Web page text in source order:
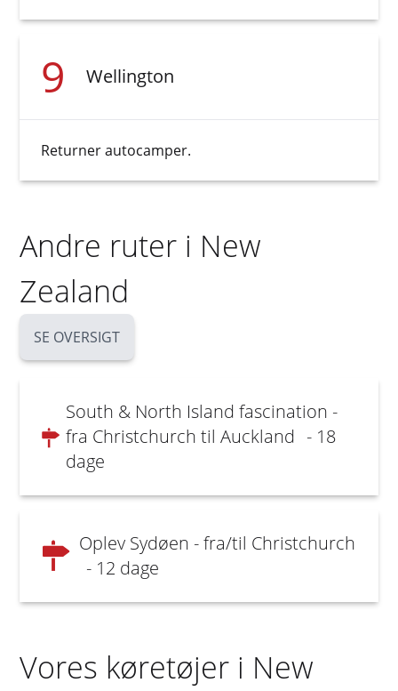
9 Wellington
Returner autocamper.
Andre ruter i New
Zealand
SE OVERSIGT
South & North Island fascination -
fra Christchurch til Auckland - 18
dage
Oplev Sydøen - fra/til Christchurch
- 12 dage
Vores køretøjer i New